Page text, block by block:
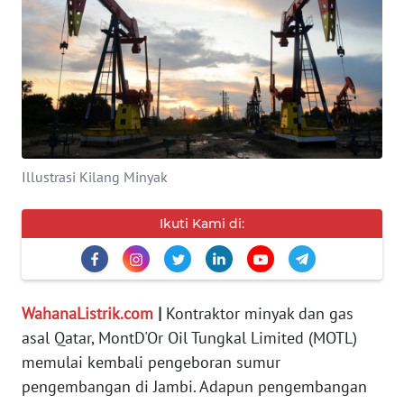
Illustrasi Kilang Minyak
Ikuti Kami di:
WahanaListrik.com | Kontraktor minyak dan gas
asal Qatar, MontD'Or Oil Tungkal Limited (MOTL)
memulai kembali pengeboran sumur
pengembangan di Jambi. Adapun pengembangan
SERBA-
SERBI
Informasi
INDEKS
BERITA
KAMI
INFO
IKLAN
TENTANG
KAMI